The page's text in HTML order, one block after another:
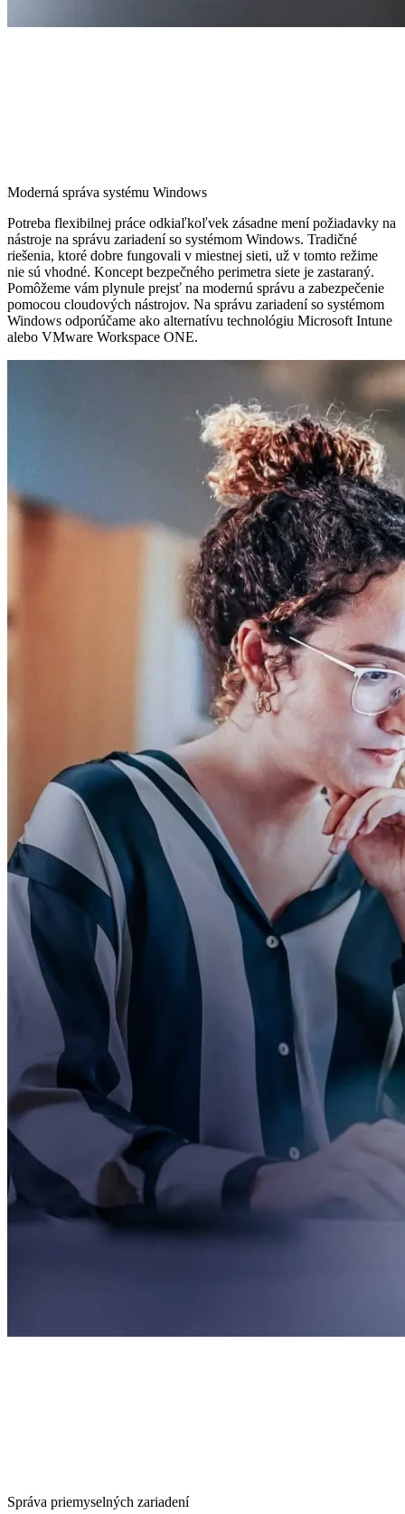
Moderná správa systému Windows
Potreba flexibilnej práce odkiaľkoľvek zásadne mení požiadavky na
nástroje na správu zariadení so systémom Windows. Tradičné
riešenia, ktoré dobre fungovali v miestnej sieti, už v tomto režime
nie sú vhodné. Koncept bezpečného perimetra siete je zastaraný.
Pomôžeme vám plynule prejsť na modernú správu a zabezpečenie
pomocou cloudových nástrojov. Na správu zariadení so systémom
Windows odporúčame ako alternatívu technológiu Microsoft Intune
alebo VMware Workspace ONE.
Správa priemyselných zariadení